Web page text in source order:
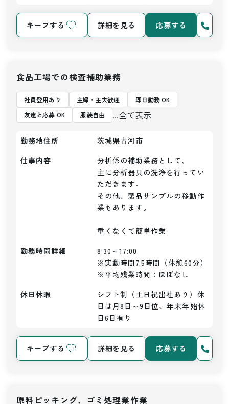
キープする 詳細を見る 応募する
食品工場での検査補助業務
社員登用あり 主婦・主夫歓迎
即日勤務 OK
友達と応募 OK
服装自由 ...全て表示
勤務地住所
茨城県古河市
仕事内容
分析係の補助業務として、
主に分析器具の洗浄を行ってい
ただきます。
その他、製品サンプルの移動作
業もあります。
重くなくて簡単作業
勤務時間詳細
8:30～17:00
※実動時間7.5時間（休憩60分）
※平均残業時間：ほぼなし
休日休暇
シフト制（土日祝出社あり）休
日は月8日～9日位、年末年始休
日6日有り
キープする 詳細を見る 応募する
原料ピッキング、ゴミ処理業作業